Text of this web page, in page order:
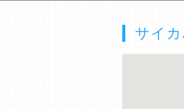
サイ